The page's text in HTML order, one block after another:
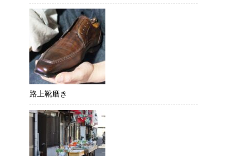
路上靴磨き